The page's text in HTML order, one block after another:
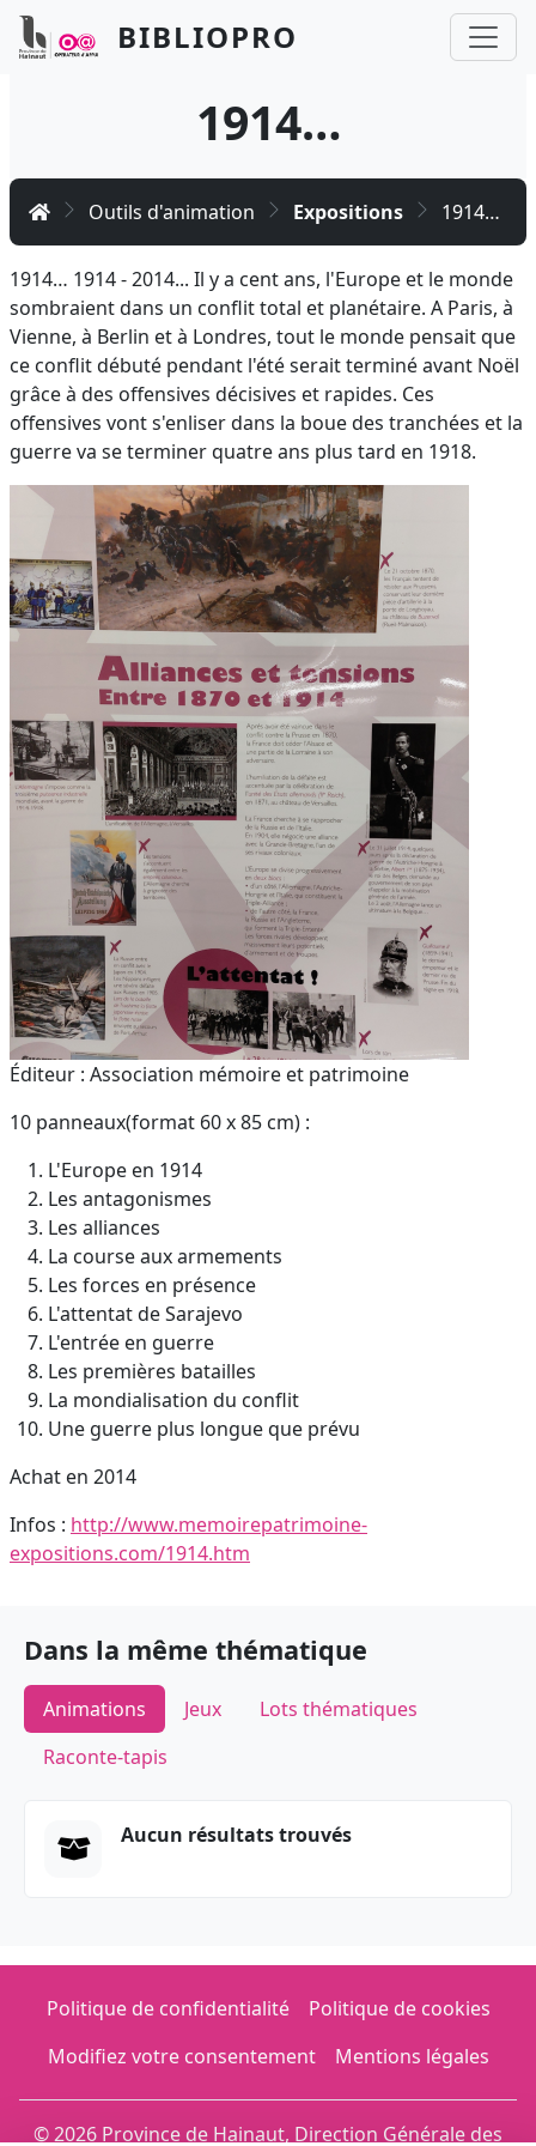
Panneau de gestion des cookies
Aller au contenu principal
BIBLIOPRO
1914…
AccueilOutils d'animation Expositions 1914…
1914… 1914 - 2014... Il y a cent ans, l'Europe et le monde
sombraient dans un conflit total et planétaire. A Paris, à
Vienne, à Berlin et à Londres, tout le monde pensait que
ce conflit débuté pendant l'été serait terminé avant Noël
grâce à des offensives décisives et rapides. Ces
offensives vont s'enliser dans la boue des tranchées et la
guerre va se terminer quatre ans plus tard en 1918.
Image
Éditeur : Association mémoire et patrimoine
10 panneaux(format 60 x 85 cm) :
L'Europe en 1914
Les antagonismes
Les alliances
La course aux armements
Les forces en présence
L'attentat de Sarajevo
L'entrée en guerre
Les premières batailles
La mondialisation du conflit
Une guerre plus longue que prévu
Achat en 2014
Infos : http://www.memoirepatrimoine-
expositions.com/1914.htm
Dans la même thématique
Animations Jeux
Lots thématiques
Raconte-tapis
Aucun résultats trouvés
Politique de confidentialité
Politique de cookies
Modifiez votre consentement
Mentions légales
© 2026 Province de Hainaut, Direction Générale des